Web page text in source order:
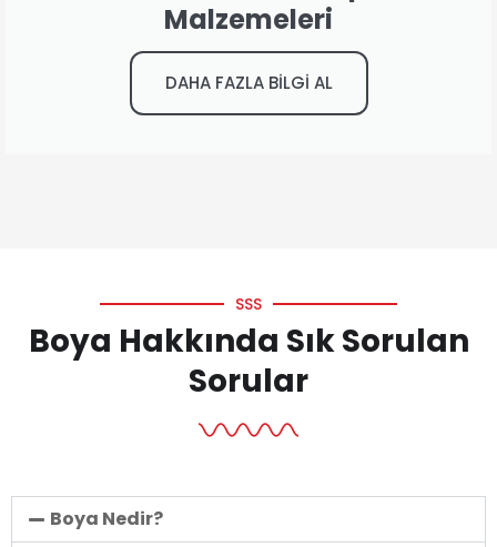
Malzemeleri
DAHA FAZLA BİLGİ AL
SSS
Boya Hakkında Sık Sorulan
Sorular
Boya Nedir?